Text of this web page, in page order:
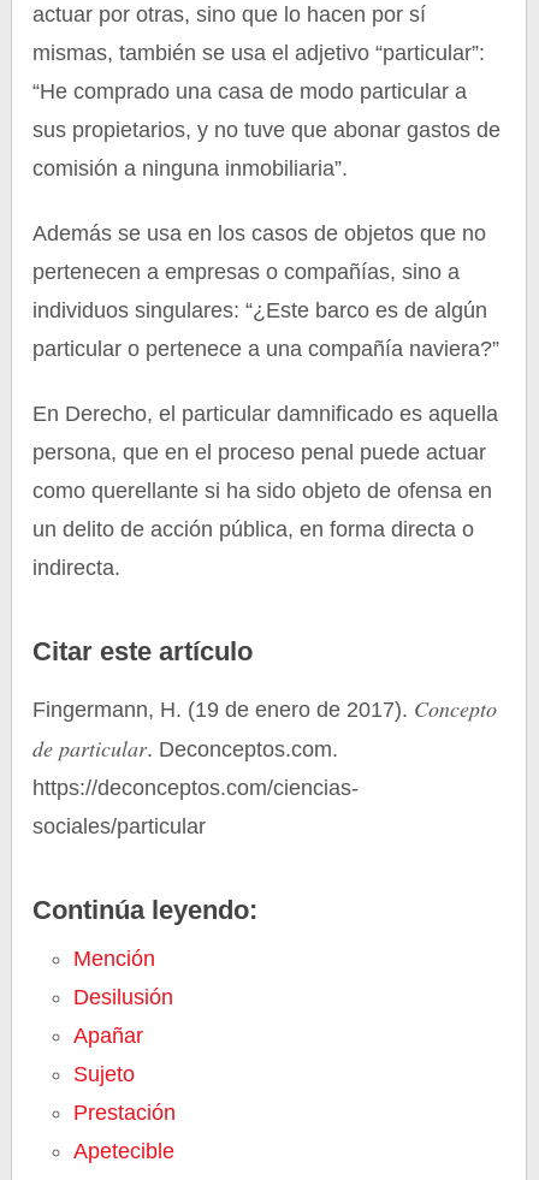
actuar por otras, sino que lo hacen por sí
mismas, también se usa el adjetivo “particular”:
“He comprado una casa de modo particular a
sus propietarios, y no tuve que abonar gastos de
comisión a ninguna inmobiliaria”.
Además se usa en los casos de objetos que no
pertenecen a empresas o compañías, sino a
individuos singulares: “¿Este barco es de algún
particular o pertenece a una compañía naviera?”
En Derecho, el particular damnificado es aquella
persona, que en el proceso penal puede actuar
como querellante si ha sido objeto de ofensa en
un delito de acción pública, en forma directa o
indirecta.
Citar este artículo
Fingermann, H. (19 de enero de 2017). Concepto
de particular. Deconceptos.com.
https://deconceptos.com/ciencias-
sociales/particular
Continúa leyendo:
Mención
Desilusión
Apañar
Sujeto
Prestación
Apetecible